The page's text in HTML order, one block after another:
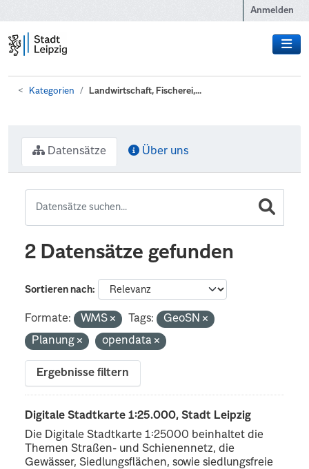
Anmelden
Kategorien Landwirtschaft, Fischerei,...
Datensätze Über uns
2 Datensätze gefunden
Sortieren nach
Formate: WMS Tags:
GeoSN
Planung
opendata
Ergebnisse filtern
Digitale Stadtkarte 1:25.000, Stadt Leipzig
Die Digitale Stadtkarte 1:25000 beinhaltet die
Themen Straßen- und Schienennetz, die
Gewässer, Siedlungsflächen, sowie siedlungsfreie